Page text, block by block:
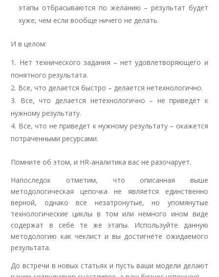
этапы отбрасываются по желанию – результат будет
хуже, чем если вообще ничего не делать.
И в целом:
Нет технического задания – нет удовлетворяющего и
понятного результата.
Все, что делается быстро – делается нетехнологично.
Все, что делается нетехнологично – не приведет к
нужному результату.
Все, что не приведет к нужному результату – окажется
потраченными ресурсами.
Помните об этом, и HR-аналитика вас не разочарует.
Напоследок отметим, что описанная выше
методологическая цепочка не является единственно
верной, однако все незатронутые, но упомянутые
технологические циклы в том или немного ином виде
содержат в себе те же этапы. Используйте данную
методологию как чеклист и вы достигнете ожидаемого
результата.
До встречи в новых статьях и пусть ваши модели делают